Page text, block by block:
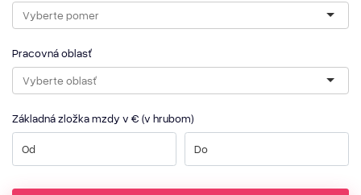
Pracovná oblasť
Základná zložka mzdy v € (v hrubom)